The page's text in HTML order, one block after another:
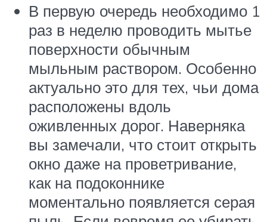
В первую очередь необходимо 1
раз в неделю проводить мытье
поверхности обычным
мыльным раствором. Особенно
актуально это для тех, чьи дома
расположены вдоль
оживленных дорог. Наверняка
вы замечали, что стоит открыть
окно даже на проветривание,
как на подоконнике
моментально появляется серая